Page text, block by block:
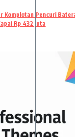
Komplotan Pencuri
Rp 432 Juta